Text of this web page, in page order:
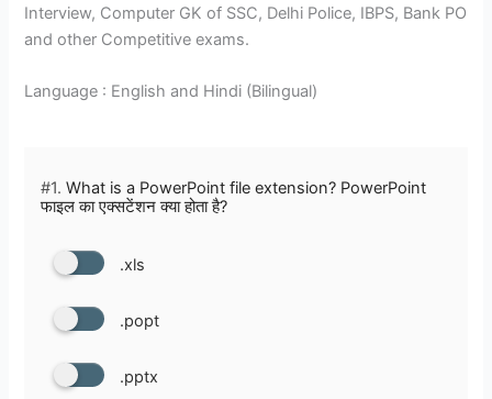
Interview, Computer GK of SSC, Delhi Police, IBPS, Bank PO
and other Competitive exams.
Language : English and Hindi (Bilingual)
#1. What is a PowerPoint file extension? PowerPoint
फाइल का एक्सटेंशन क्या होता है?
.xls
.popt
.pptx